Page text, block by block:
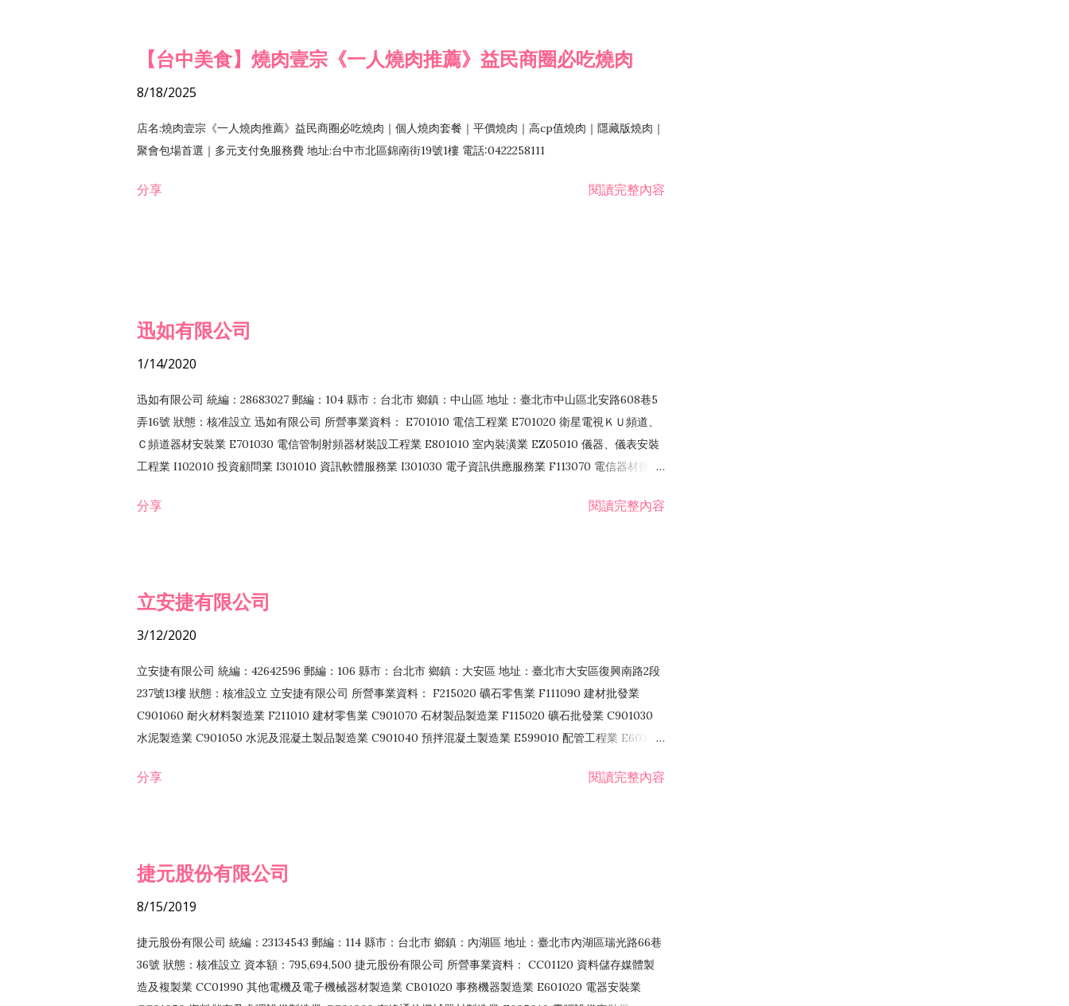
【台中美食】燒肉壹宗《一人燒肉推薦》益民商圈必吃燒肉
8/18/2025
店名:燒肉壹宗《一人燒肉推薦》益民商圈必吃燒肉｜個人燒肉套餐｜平價燒肉｜高cp值燒肉｜隱藏版燒肉｜
聚會包場首選｜多元支付免服務費 地址:台中市北區錦南街19號1樓 電話:0422258111
分享 閱讀完整內容
迅如有限公司
1/14/2020
迅如有限公司 統編：28683027 郵編：104 縣市：台北市 鄉鎮：中山區 地址：臺北市中山區北安路608巷5
弄16號 狀態：核准設立 迅如有限公司 所營事業資料： E701010 電信工程業 E701020 衛星電視ＫＵ頻道、
Ｃ頻道器材安裝業 E701030 電信管制射頻器材裝設工程業 E801010 室內裝潢業 EZ05010 儀器、儀表安裝
工程業 I102010 投資顧問業 I301010 資訊軟體服務業 I301030 電子資訊供應服務業 F113070 電信器材批發
務 F102030 菸酒批發業 F203020 菸酒零售業 F401171 酒類輸入業
分享 閱讀完整內容
立安捷有限公司
3/12/2020
立安捷有限公司 統編：42642596 郵編：106 縣市：台北市 鄉鎮：大安區 地址：臺北市大安區復興南路2段
237號13樓 狀態：核准設立 立安捷有限公司 所營事業資料： F215020 礦石零售業 F111090 建材批發業
C901060 耐火材料製造業 F211010 建材零售業 C901070 石材製品製造業 F115020 礦石批發業 C901030
水泥製造業 C901050 水泥及混凝土製品製造業 C901040 預拌混凝土製造業 E599010 配管工程業 E603110
EZ99990 其他工程業 F102170 食品什貨批發業 F106020 日常用品批發業 F108031 醫療器材批發業
分享 閱讀完整內容
捷元股份有限公司
8/15/2019
捷元股份有限公司 統編：23134543 郵編：114 縣市：台北市 鄉鎮：內湖區 地址：臺北市內湖區瑞光路66巷
36號 狀態：核准設立 資本額：795,694,500 捷元股份有限公司 所營事業資料： CC01120 資料儲存媒體製
造及複製業 CC01990 其他電機及電子機械器材製造業 CB01020 事務機器製造業 E601020 電器安裝業